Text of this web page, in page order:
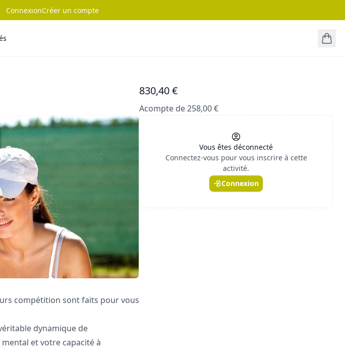
ConnexionCréer un compte
830,40 €
Acompte de 258,00 €
compétition sont faits pour vous
dynamique de
et votre capacité à
Vous êtes déconnecté
Connectez-vous pour vous inscrire à cette
activité.
Connexion